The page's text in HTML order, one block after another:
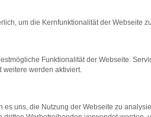
bestimmter Seiten
beheben.
um die Kernfunktionalität der Webseite
Funktionalität der Webseite.
weitere werden aktiviert.
es uns, die Nutzung der Webseite zu